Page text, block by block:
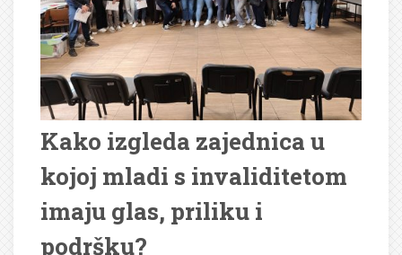
Kako izgleda zajednica u
kojoj mladi s invaliditetom
imaju glas, priliku i
podršku?